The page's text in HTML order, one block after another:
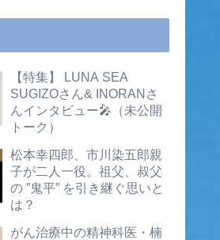
【特集】 LUNA SEA
SUGIZOさん& INORANさ
んインタビュー🎤（未公開
トーク）
松本幸四郎、市川染五郎親
子が二人一役。祖父、叔父
の ”鬼平” を引き継ぐ思いと
は？
がん治療中の精神科医・楠